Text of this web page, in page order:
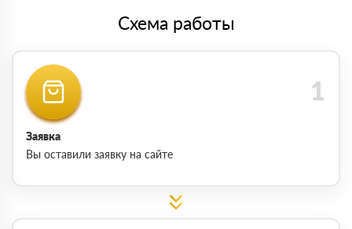
Схема работы
Заявка
Вы оставили заявку на сайте